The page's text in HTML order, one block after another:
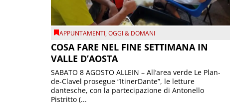
APPUNTAMENTI,OGGI & DOMANI
COSA FARE NEL FINE SETTIMANA IN
VALLE D’AOSTA
SABATO 8 AGOSTO ALLEIN – All’area verde Le Plan-
de-Clavel prosegue “ItinerDante”, le letture
dantesche, con la partecipazione di Antonello
Pistritto (...